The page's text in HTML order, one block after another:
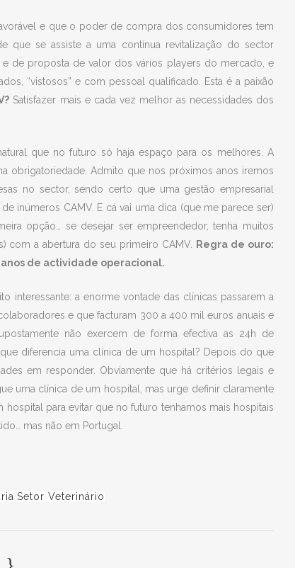
e que o poder de compra dos consumidores tem
que se assiste a uma contínua revitalização do sector
de proposta de valor dos vários players do mercado, e
“vistosos” e com pessoal qualificado. Esta é a paixão
Satisfazer mais e cada vez melhor as necessidades dos
que no futuro só haja espaço para os melhores. A
obrigatoriedade. Admito que nos próximos anos iremos
no sector, sendo certo que uma gestão empresarial
inúmeros CAMV. E cá vai uma dica (que me parece ser)
opção… se desejar ser empreendedor, tenha muitos
com a abertura do seu primeiro CAMV.
Regra de ouro:
de actividade operacional.
interessante: a enorme vontade das clínicas passarem a
e que facturam 300 a 400 mil euros anuais e
não exercem de forma efectiva as 24h de
diferencia uma clínica de um hospital? Depois do que
em responder. Obviamente que há critérios legais e
uma clínica de um hospital, mas urge definir claramente
para evitar que no futuro tenhamos mais hospitais
mas não em Portugal.
Setor Veterinário